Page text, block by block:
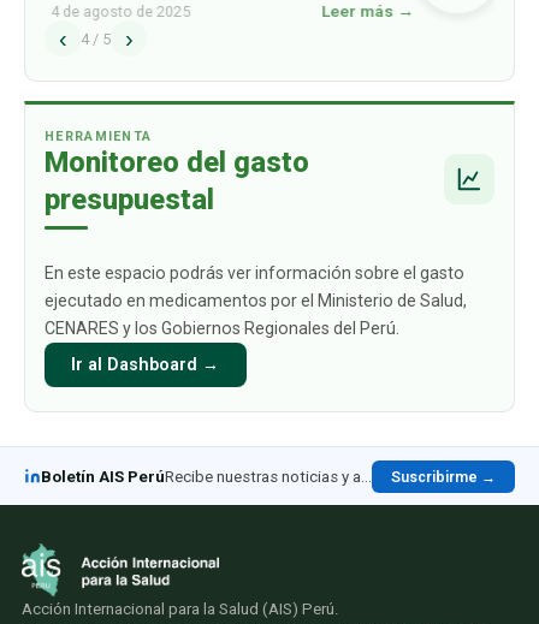
USD 461mil millones en 2022, y se prevé que
alcance los USD 1009 mil millones para 2030.
4 de agosto de 2025 Leer más →
‹ 4 / 5 ›
HERRAMIENTA
Monitoreo del gasto
presupuestal
En este espacio podrás ver información sobre el gasto
ejecutado en medicamentos por el Ministerio de Salud,
CENARES y los Gobiernos Regionales del Perú.
Ir al Dashboard →
Boletín AIS PerúRecibe nuestras noticias y análisis en LinkedIn Suscribirme →
Acción Internacional para la Salud (AIS) Perú.